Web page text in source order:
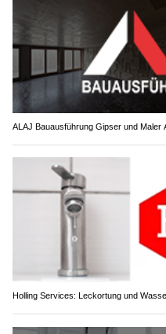
ALAJ Bauausführung Gipser und Maler
Holling Services: Leckortung und